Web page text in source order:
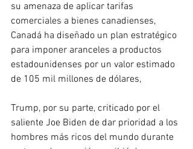
su amenaza de aplicar tarifas
comerciales a bienes canadienses,
Canadá ha diseñado un plan estratégico
para imponer aranceles a productos
estadounidenses por un valor estimado
de 105 mil millones de dólares,
Trump, por su parte, criticado por el
saliente Joe Biden de dar prioridad a los
hombres más ricos del mundo durante